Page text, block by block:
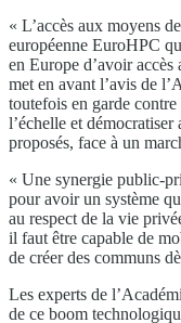
« L’accès aux moyens
européenne EuroHPC
en Europe d’avoir accès
met en avant l’avis de
toutefois en garde
l’échelle et
proposés, face à un
« Une synergie public-
pour avoir un système
au respect de la vie
il faut être capable de
de créer des communs
Les experts de
de ce boom